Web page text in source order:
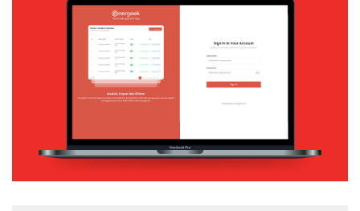
ENERGEEK – TRAVEL MANAGEMENT APP
Web Application